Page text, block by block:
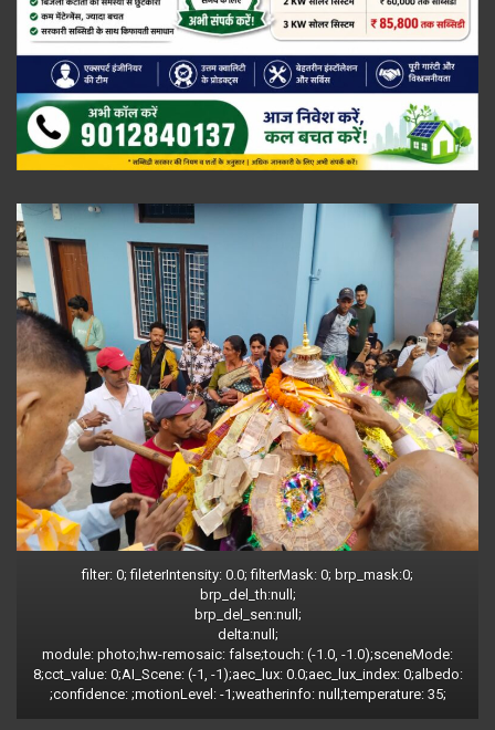
filter: 0; fileterIntensity: 0.0; filterMask: 0; brp_mask:0;
brp_del_th:null;
brp_del_sen:null;
delta:null;
module: photo;hw-remosaic: false;touch: (-1.0, -1.0);sceneMode:
8;cct_value: 0;AI_Scene: (-1, -1);aec_lux: 0.0;aec_lux_index: 0;albedo:
;confidence: ;motionLevel: -1;weatherinfo: null;temperature: 35;